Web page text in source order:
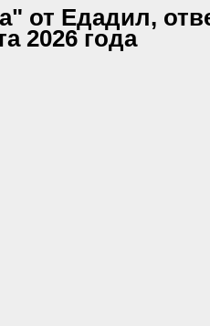
от Едадил,
2026 года